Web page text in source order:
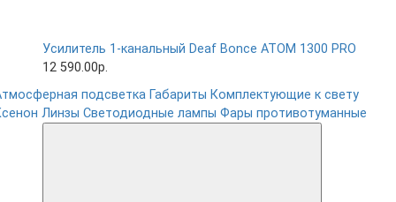
Усилитель 1-канальный Deaf Bonce ATOM 1300 PRO
12 590.00р.
подсветка Габариты Комплектующие к свету
Линзы Светодиодные лампы Фары противотуманные